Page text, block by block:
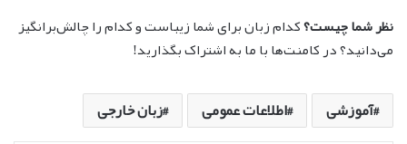
نظر شما چیست؟کدام زبان برای شما زیباست و کدام را چالش‌برانگیز
می‌دانید؟ در کامنت‌ها با ما به اشتراک بگذارید!
آموزشی اطلاعات عمومی زبان خارجی